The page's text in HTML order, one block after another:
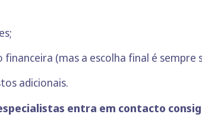
(mas a escolha final é sempre
adicionais.
entra em contacto